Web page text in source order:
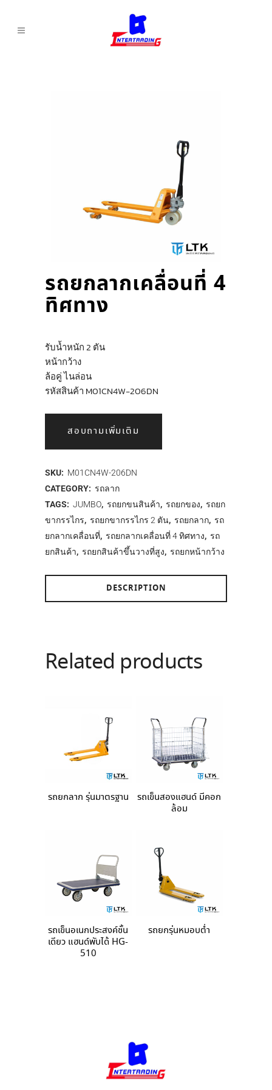
รถยกลากเคลื่อนที่ 4
ทิศทาง
รับน้ำหนัก 2 ตัน
หน้ากว้าง
ล้อคู่ ไนล่อน
รหัสสินค้า M01CN4W-206DN
สอบถามเพิ่มเติม
SKU: M01CN4W-206DN
CATEGORY: รถลาก
TAGS: JUMBO, รถยกขนสินค้า, รถยกของ, รถยก
ขากรรไกร, รถยกขากรรไกร 2 ตัน, รถยกลาก, รถ
ยกลากเคลื่อนที่, รถยกลากเคลื่อนที่ 4 ทิศทาง, รถ
ยกสินค้า, รถยกสินค้าขึ้นวางที่สูง, รถยกหน้ากว้าง
DESCRIPTION
Related products
รถยกลาก รุ่นมาตรฐาน
รถเข็นสองแฮนด์ มีคอก
ล้อม
รถเข็นอเนกประสงค์ชั้น
เดียว แฮนด์พับได้ HG-
510
รถยกรุ่นหมอบต่ำ